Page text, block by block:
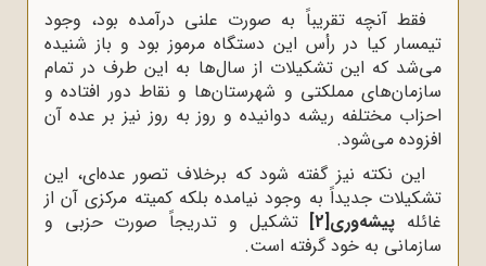
فقط آنچه تقریباً به صورت علنی درآمده بود، وجود
تیمسار کیا در رأس این دستگاه مرموز بود و باز شنیده
می‌شد که این تشکیلات از سال‌ها به این طرف در تمام
سازمان‌های مملکتی و شهرستان‌ها و نقاط دور افتاده و
احزاب مختلفه ریشه دوانیده و روز به روز نیز بر عده آن
افزوده می‌شود.
این نکته نیز گفته شود که برخلاف تصور عده‌ای، این
تشکیلات جدیداً به وجود نیامده بلکه کمیته مرکزی آن از
غائله پیشه‌وری[2] تشکیل و تدریجاً صورت حزبی و
سازمانی به خود گرفته است.